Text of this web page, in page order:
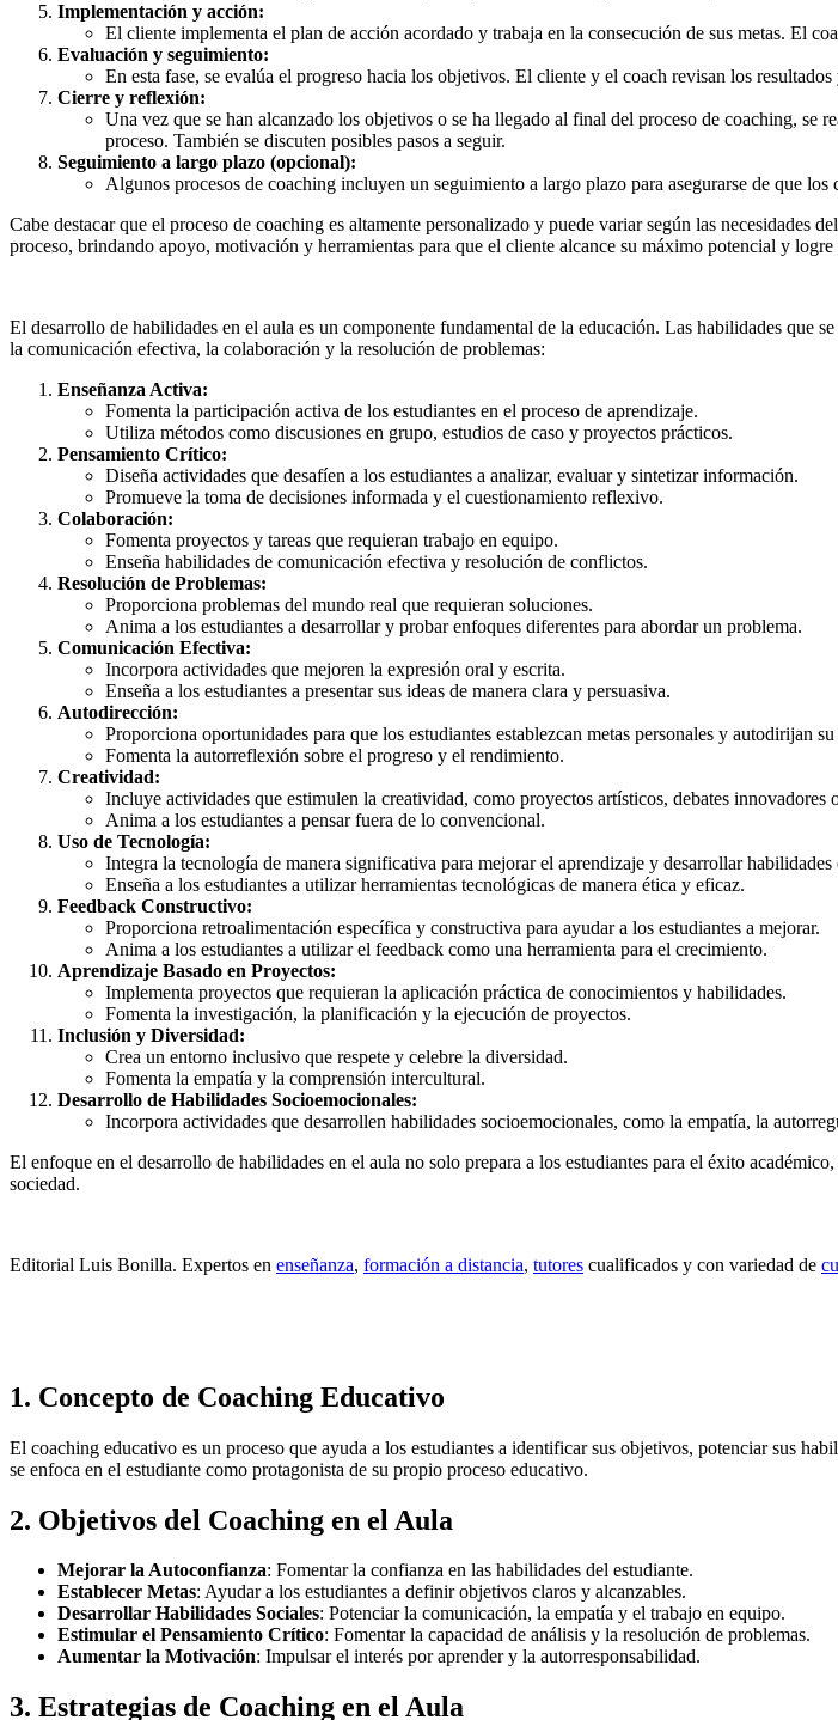
Implementación y acción:
El cliente implementa el plan de acción acordado y trabaja en la consecución de sus metas. El
Evaluación y seguimiento:
En esta fase, se evalúa el progreso hacia los objetivos. El cliente y el coach revisan los
Cierre y reflexión:
Una vez que se han alcanzado los objetivos o se ha llegado al final del proceso de coaching, se
proceso. También se discuten posibles pasos a seguir.
Seguimiento a largo plazo (opcional):
Algunos procesos de coaching incluyen un seguimiento a largo plazo para asegurarse de que
Cabe destacar que el proceso de coaching es altamente personalizado y puede variar según las
proceso, brindando apoyo, motivación y herramientas para que el cliente alcance su máximo potencial y logre
El desarrollo de habilidades en el aula es un componente fundamental de la educación. Las habilidades que
la comunicación efectiva, la colaboración y la resolución de problemas:
Enseñanza Activa:
Fomenta la participación activa de los estudiantes en el proceso de aprendizaje.
Utiliza métodos como discusiones en grupo, estudios de caso y proyectos prácticos.
Pensamiento Crítico:
Diseña actividades que desafíen a los estudiantes a analizar, evaluar y sintetizar información.
Promueve la toma de decisiones informada y el cuestionamiento reflexivo.
Colaboración:
Fomenta proyectos y tareas que requieran trabajo en equipo.
Enseña habilidades de comunicación efectiva y resolución de conflictos.
Resolución de Problemas:
Proporciona problemas del mundo real que requieran soluciones.
Anima a los estudiantes a desarrollar y probar enfoques diferentes para abordar un problema.
Comunicación Efectiva:
Incorpora actividades que mejoren la expresión oral y escrita.
Enseña a los estudiantes a presentar sus ideas de manera clara y persuasiva.
Autodirección:
Proporciona oportunidades para que los estudiantes establezcan metas personales y autodirijan
Fomenta la autorreflexión sobre el progreso y el rendimiento.
Creatividad:
Incluye actividades que estimulen la creatividad, como proyectos artísticos, debates innovadores
Anima a los estudiantes a pensar fuera de lo convencional.
Uso de Tecnología:
Integra la tecnología de manera significativa para mejorar el aprendizaje y desarrollar habilidades
Enseña a los estudiantes a utilizar herramientas tecnológicas de manera ética y eficaz.
Feedback Constructivo:
Proporciona retroalimentación específica y constructiva para ayudar a los estudiantes a mejorar.
Anima a los estudiantes a utilizar el feedback como una herramienta para el crecimiento.
Aprendizaje Basado en Proyectos:
Implementa proyectos que requieran la aplicación práctica de conocimientos y habilidades.
Fomenta la investigación, la planificación y la ejecución de proyectos.
Inclusión y Diversidad:
Crea un entorno inclusivo que respete y celebre la diversidad.
Fomenta la empatía y la comprensión intercultural.
Desarrollo de Habilidades Socioemocionales:
Incorpora actividades que desarrollen habilidades socioemocionales, como la empatía, la
El enfoque en el desarrollo de habilidades en el aula no solo prepara a los estudiantes para el éxito
sociedad.
Editorial Luis Bonilla. Expertos en enseñanza, formación a distancia, tutores cualificados y con variedad de
1. Concepto de Coaching Educativo
El coaching educativo es un proceso que ayuda a los estudiantes a identificar sus objetivos, potenciar sus
se enfoca en el estudiante como protagonista de su propio proceso educativo.
2. Objetivos del Coaching en el Aula
Mejorar la Autoconfianza: Fomentar la confianza en las habilidades del estudiante.
Establecer Metas: Ayudar a los estudiantes a definir objetivos claros y alcanzables.
Desarrollar Habilidades Sociales: Potenciar la comunicación, la empatía y el trabajo en equipo.
Estimular el Pensamiento Crítico: Fomentar la capacidad de análisis y la resolución de problemas.
Aumentar la Motivación: Impulsar el interés por aprender y la autorresponsabilidad.
3. Estrategias de Coaching en el Aula